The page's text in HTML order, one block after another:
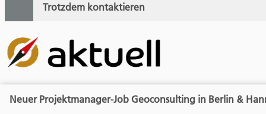
Trotzdem kontaktieren
Neuer Projektmanager-Job Geoconsulting in Berlin &